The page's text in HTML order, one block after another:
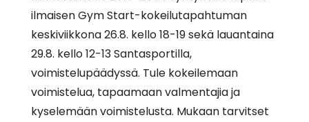
ilmaisen Gym Start-kokeilutapahtuman
keskiviikkona 26.8. kello 18-19 sekä lauantaina
29.8. kello 12-13 Santasportilla,
voimistelupäädyssä. Tule kokeilemaan
voimistelua, tapaamaan valmentajia ja
kyselemään voimistelusta. Mukaan tarvitset